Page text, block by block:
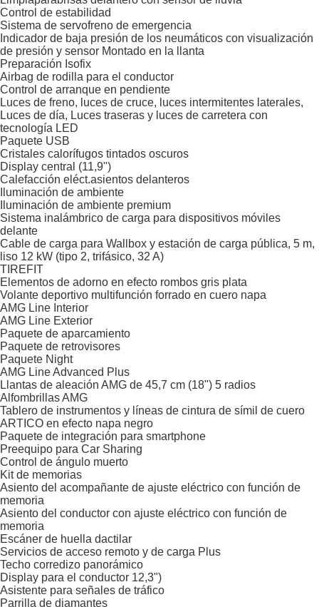
Control de estabilidad
Sistema de servofreno de emergencia
Indicador de baja presión de los neumáticos con visualización
de presión y sensor Montado en la llanta
Preparación Isofix
Airbag de rodilla para el conductor
Control de arranque en pendiente
Luces de freno, luces de cruce, luces intermitentes laterales,
Luces de día, Luces traseras y luces de carretera con
tecnología LED
Paquete USB
Cristales calorífugos tintados oscuros
Display central (11,9")
Calefacción eléct.asientos delanteros
Iluminación de ambiente
Iluminación de ambiente premium
Sistema inalámbrico de carga para dispositivos móviles
delante
Cable de carga para Wallbox y estación de carga pública, 5 m,
liso 12 kW (tipo 2, trifásico, 32 A)
TIREFIT
Elementos de adorno en efecto rombos gris plata
Volante deportivo multifunción forrado en cuero napa
AMG Line Interior
AMG Line Exterior
Paquete de aparcamiento
Paquete de retrovisores
Paquete Night
AMG Line Advanced Plus
Llantas de aleación AMG de 45,7 cm (18") 5 radios
Alfombrillas AMG
Tablero de instrumentos y líneas de cintura de símil de cuero
ARTICO en efecto napa negro
Paquete de integración para smartphone
Preequipo para Car Sharing
Control de ángulo muerto
Kit de memorias
Asiento del acompañante de ajuste eléctrico con función de
memoria
Asiento del conductor con ajuste eléctrico con función de
memoria
Escáner de huella dactilar
Servicios de acceso remoto y de carga Plus
Techo corredizo panorámico
Display para el conductor 12,3")
Asistente para señales de tráfico
Parrilla de diamantes